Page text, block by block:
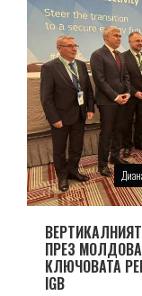
ПРЕЗ
КЛЮЧОВАТА
IGB